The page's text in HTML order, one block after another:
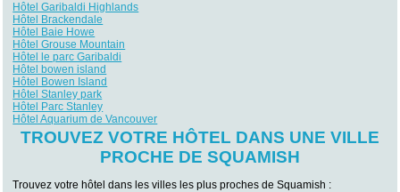
Hôtel Garibaldi Highlands
Hôtel Brackendale
Hôtel Baie Howe
Hôtel Grouse Mountain
Hôtel le parc Garibaldi
Hôtel bowen island
Hôtel Bowen Island
Hôtel Stanley park
Hôtel Parc Stanley
Hôtel Aquarium de Vancouver
TROUVEZ VOTRE HÔTEL DANS UNE VILLE
PROCHE DE SQUAMISH
Trouvez votre hôtel dans les villes les plus proches de Squamish :